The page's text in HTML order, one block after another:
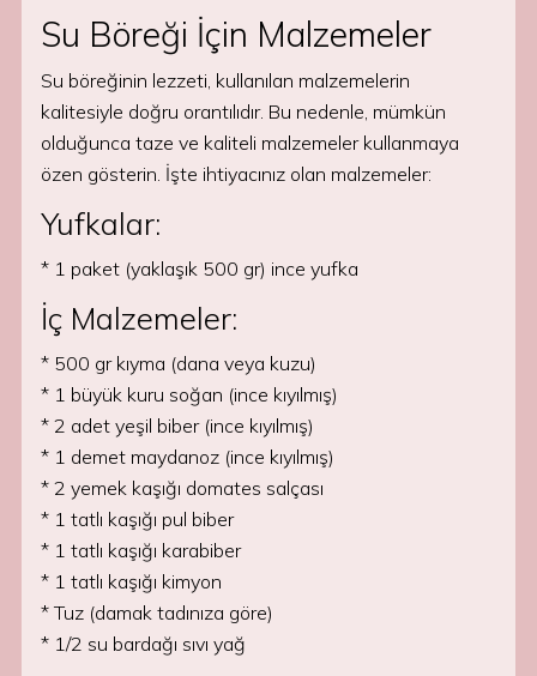
Su Böreği İçin Malzemeler
Su böreğinin lezzeti, kullanılan malzemelerin
kalitesiyle doğru orantılıdır. Bu nedenle, mümkün
olduğunca taze ve kaliteli malzemeler kullanmaya
özen gösterin. İşte ihtiyacınız olan malzemeler:
Yufkalar:
* 1 paket (yaklaşık 500 gr) ince yufka
İç Malzemeler:
* 500 gr kıyma (dana veya kuzu)
* 1 büyük kuru soğan (ince kıyılmış)
* 2 adet yeşil biber (ince kıyılmış)
* 1 demet maydanoz (ince kıyılmış)
* 2 yemek kaşığı domates salçası
* 1 tatlı kaşığı pul biber
* 1 tatlı kaşığı karabiber
* 1 tatlı kaşığı kimyon
* Tuz (damak tadınıza göre)
* 1/2 su bardağı sıvı yağ